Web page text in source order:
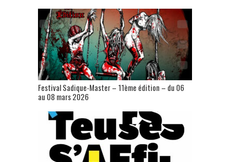
Festival Sadique-Master – 11ème édition – du 06
au 08 mars 2026